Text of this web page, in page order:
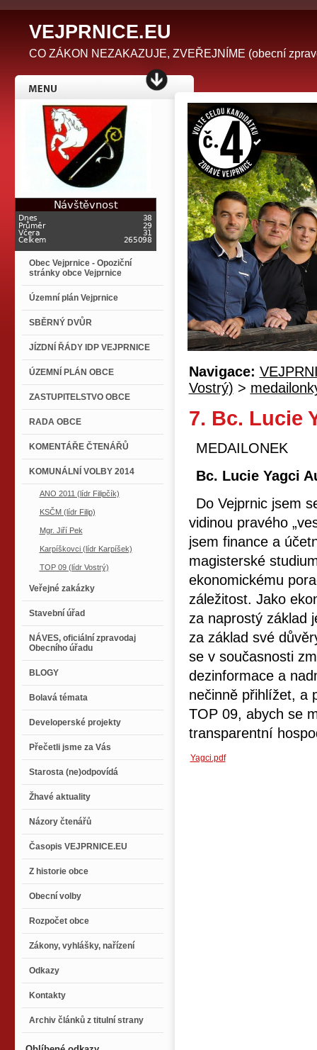
VEJPRNICE.EU
CO ZÁKON NEZAKAZUJE, ZVEŘEJNÍME (obecní
Obec Vejprnice - Opoziční
stránky obce Vejprnice
Územní plán Vejprnice
SBĚRNÝ DVŮR
JÍZDNÍ ŘÁDY IDP VEJPRNICE
ÚZEMNÍ PLÁN OBCE
ZASTUPITELSTVO OBCE
RADA OBCE
KOMENTÁŘE ČTENÁŘŮ
KOMUNÁLNÍ VOLBY 2014
ANO 2011 (lídr Filipčík)
KSČM (lídr Filip)
Mgr. Jiří Pek
Karpíškovci (lídr Karpíšek)
TOP 09 (lídr Vostrý)
Veřejné zakázky
Stavební úřad
NÁVES, oficiální zpravodaj
Obecního úřadu
BLOGY
Bolavá témata
Developerské projekty
Přečetli jsme za Vás
Starosta (ne)odpovídá
Žhavé aktuality
Názory čtenářů
Časopis VEJPRNICE.EU
Z historie obce
Obecní volby
Rozpočet obce
Zákony, vyhlášky, nařízení
Odkazy
Kontakty
Archiv článků z titulní strany
Navigace:
Vostrý) >
7. Bc. Lucie
MEDAILONEK
Bc. Lucie Yagci
Do Vejprnic jsem
vidinou pravého
jsem finance a
magisterské
ekonomickému
záležitost. Jako
za naprostý základ
za základ své
se v současnosti
dezinformace a
nečinně přihlížet, a
TOP 09, abych se
transparentní
Yagci.pdf